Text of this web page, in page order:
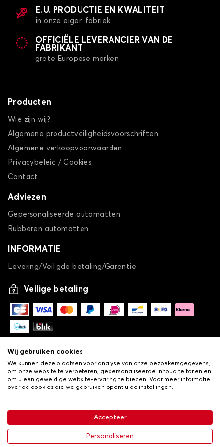
€ 26,24
-25% € 34,99
E.U. PRODUCTIE EN KWALITEIT
in onze eigen fabriek
OFFICIËLE LEVERANCIER VAN DE
FABRIKANT
grote Europese merken
Producten
Wie zijn wij?
Algemene productveiligheidsvoorschriften
Algemene verkoopvoorwaarden
Privacybeleid / Cookies
Contact
Adviezen
Gepersonaliseerde automatten
Rubberen automatten
INFORMATIE
Levering/Veiligde betaling/Garantie
Veilige betaling
Algemene verkoopvoorwaarden•Privacy- en cookiebeleid
•Livraison
Wij gebruiken cookies
We kunnen deze plaatsen voor analyse van onze bezoekersgegevens,
om onze website te verbeteren, gepersonaliseerde inhoud te tonen en
om u een geweldige website-ervaring te bieden. Voor meer informatie
over de cookies die we gebruiken opent u de instellingen.
Accepteer
Personaliseren